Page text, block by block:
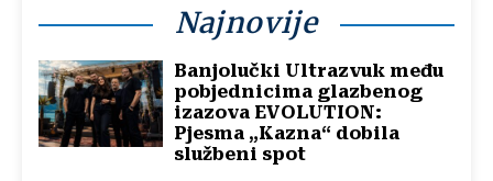
Najnovije
Banjolučki Ultrazvuk među
pobjednicima glazbenog
izazova EVOLUTION:
Pjesma „Kazna“ dobila
službeni spot